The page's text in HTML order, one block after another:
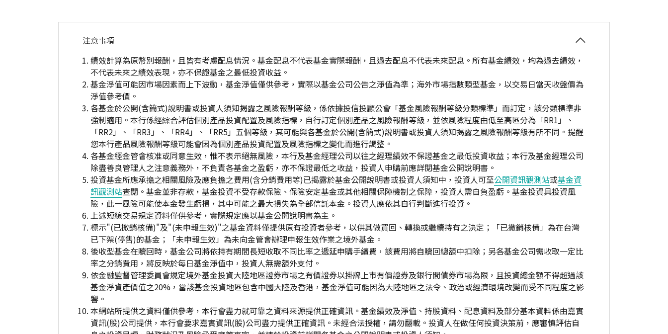
注意事項
績效計算為原幣別報酬，且皆有考慮配息情況。基金配息不代表基金實際報酬，且過去配息不代表未來配息。所有基金績效，均為過去績效，
不代表未來之績效表現，亦不保證基金之最低投資收益。
基金淨值可能因市場因素而上下波動，基金淨值僅供參考，實際以基金公司公告之淨值為準；海外市場指數類型基金，以交易日當天收盤價為
淨值參考價。
各基金於公開(含簡式)說明書或投資人須知揭露之風險報酬等級，係依據投信投顧公會「基金風險報酬等級分類標準」而訂定，該分類標準非
強制適用。本行係經綜合評估個別產品投資配置及風險指標，自行訂定個別產品之風險報酬等級，並依風險程度由低至高區分為「RR1」、
「RR2」、「RR3」、「RR4」、「RR5」五個等級，其可能與各基金於公開(含簡式)說明書或投資人須知揭露之風險報酬等級有所不同。提醒
您本行產品風險報酬等級可能會因為個別產品投資配置及風險指標之變化而進行調整。
各基金經金管會核准或同意生效，惟不表示絕無風險，本行及基金經理公司以往之經理績效不保證基金之最低投資收益；本行及基金經理公司
除盡善良管理人之注意義務外，不負責各基金之盈虧，亦不保證最低之收益，投資人申購前應詳閱基金公開說明書。
投資基金所應承擔之相關風險及應負擔之費用(含分銷費用等)已揭露於基金公開說明書或投資人須知中，投資人可至公開資訊觀測站或基金資
訊觀測站查閱。基金並非存款，基金投資不受存款保險、保險安定基金或其他相關保障機制之保障，投資人需自負盈虧。基金投資具投資風
險，此一風險可能使本金發生虧損，其中可能之最大損失為全部信託本金。投資人應依其自行判斷進行投資。
上述短線交易規定資料僅供參考，實際規定應以基金公開說明書為主。
標示"(已撤銷核備)"及"(未申報生效)"之基金資料僅提供原有投資者參考，以供其做買回、轉換或繼續持有之決定；「已撤銷核備」為在台灣
已下架(停售)的基金；「未申報生效」為未向金管會辦理申報生效作業之境外基金。
後收型基金在贖回時，基金公司將依持有期間長短收取不同比率之遞延申購手續費，該費用將自贖回總額中扣除；另各基金公司需收取一定比
率之分銷費用，將反映於每日基金淨值中，投資人無需額外支付。
依金融監督管理委員會規定境外基金投資大陸地區證券市場之有價證券以掛牌上市有價證券及銀行間債券市場為限，且投資總金額不得超過該
基金淨資產價值之20%，當該基金投資地區包含中國大陸及香港，基金淨值可能因為大陸地區之法令、政治或經濟環境改變而受不同程度之影
響。
本網站所提供之資料僅供參考，本行會盡力就可靠之資料來源提供正確資訊。基金績效及淨值、持股資料、配息資料及部分基本資料係由嘉實
資訊(股)公司提供，本行會要求嘉實資訊(股)公司盡力提供正確資訊。未經合法授權，請勿翻載。投資人在做任何投資決策前，應審慎評估自